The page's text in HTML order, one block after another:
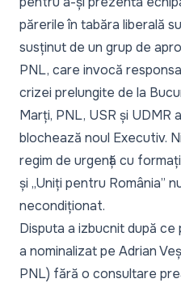
părerile în tabăra liberală
susținut de un grup de
PNL, care invocă
crizei prelungite de la
Marți, PNL, USR și UDMR
blochează noul Executiv.
regim de urgență cu
și „Uniți pentru România”
necondiționat.
Disputa a izbucnit după
a nominalizat pe Adrian
PNL) fără o consultare